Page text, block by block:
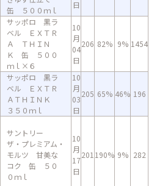
缶 ５００ｍｌ
日
サッポロ 黒ラ
ベル ＥＸＴＲ
Ａ ＴＨＩＮ
Ｋ 缶 ５００
ｍｌ×６
10
月
04
日
206 82% 9% 1454
サッポロ 黒ラ
ベル ＥＸＴＲ
ＡＴＨＩＮＫ
３５０ｍｌ
10
月
03
日
205 65% 46% 196
サントリー
ザ・プレミアム・
モルツ 甘美な
コク 缶 ５０
０ｍｌ
10
月
17
日
201 190% 9% 282